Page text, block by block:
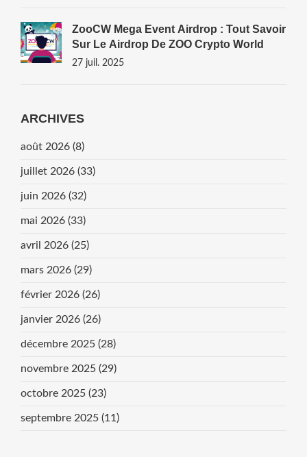
ZooCW Mega Event Airdrop : Tout Savoir
Sur Le Airdrop De ZOO Crypto World
27 juil. 2025
ARCHIVES
août 2026 (8)
juillet 2026 (33)
juin 2026 (32)
mai 2026 (33)
avril 2026 (25)
mars 2026 (29)
février 2026 (26)
janvier 2026 (26)
décembre 2025 (28)
novembre 2025 (29)
octobre 2025 (23)
septembre 2025 (11)